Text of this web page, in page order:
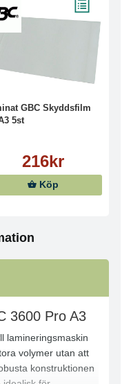
GBC Skyddsfilm
5st
216kr
Köp
3600 Pro A3
lamineringsmaskin
volymer utan att
konstruktionen